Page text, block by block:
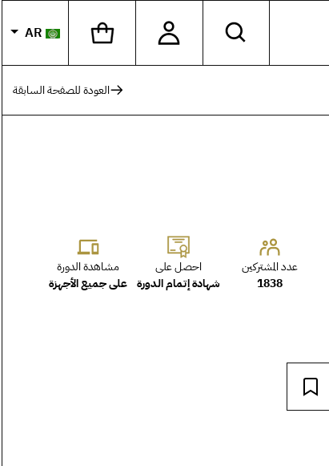
اختر
العودة للصفحة السابقة
عدد المشتركين
1838
احصل على
شهادة إتمام الدورة
مشاهدة الدورة
على جميع الأجهزة